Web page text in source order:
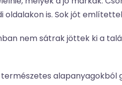
oldalakon is. Sok jót
nem sátrak jöttek ki a